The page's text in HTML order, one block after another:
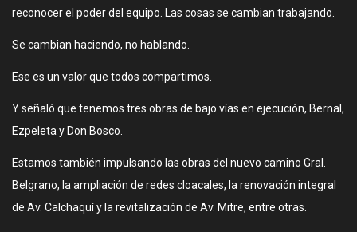
reconocer el poder del equipo. Las cosas se cambian trabajando.
Se cambian haciendo, no hablando.
Ese es un valor que todos compartimos.
Y señaló que tenemos tres obras de bajo vías en ejecución, Bernal,
Ezpeleta y Don Bosco.
Estamos también impulsando las obras del nuevo camino Gral.
Belgrano, la ampliación de redes cloacales, la renovación integral
de Av. Calchaquí y la revitalización de Av. Mitre, entre otras.